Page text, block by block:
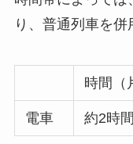
り、普通列車を併
時間（
電車 約2時